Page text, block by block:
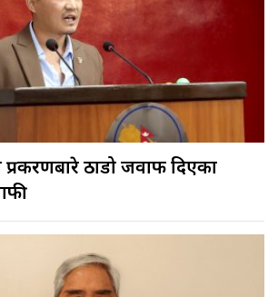
प्रकरणबारे ठाडो जवाफ दिएका